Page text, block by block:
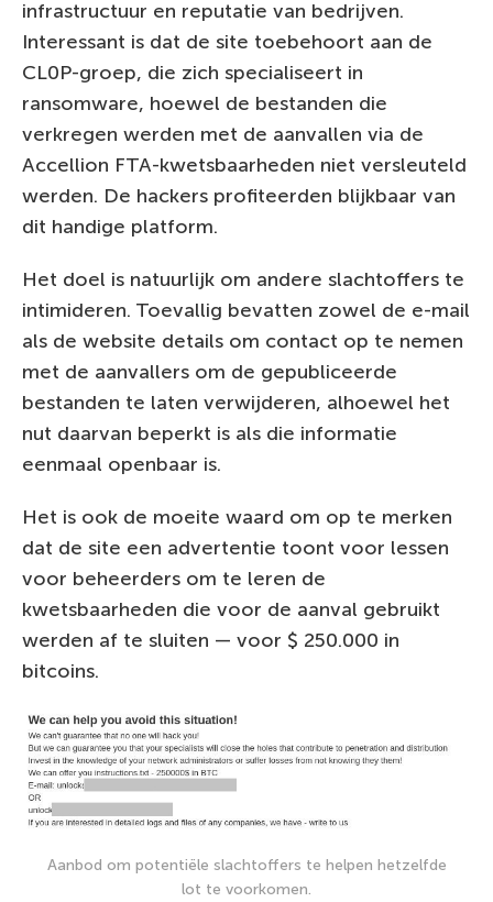
infrastructuur en reputatie van bedrijven.
Interessant is dat de site toebehoort aan de
CL0P-groep, die zich specialiseert in
ransomware, hoewel de bestanden die
verkregen werden met de aanvallen via de
Accellion FTA-kwetsbaarheden niet versleuteld
werden. De hackers profiteerden blijkbaar van
dit handige platform.
Het doel is natuurlijk om andere slachtoffers te
intimideren. Toevallig bevatten zowel de e-mail
als de website details om contact op te nemen
met de aanvallers om de gepubliceerde
bestanden te laten verwijderen, alhoewel het
nut daarvan beperkt is als die informatie
eenmaal openbaar is.
Het is ook de moeite waard om op te merken
dat de site een advertentie toont voor lessen
voor beheerders om te leren de
kwetsbaarheden die voor de aanval gebruikt
werden af te sluiten — voor $ 250.000 in
bitcoins.
Aanbod om potentiële slachtoffers te helpen hetzelfde
lot te voorkomen.